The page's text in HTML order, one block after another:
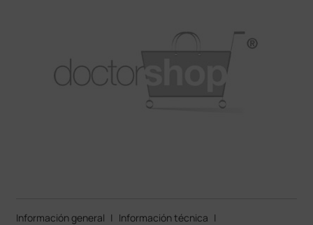
Información general | Información técnica |